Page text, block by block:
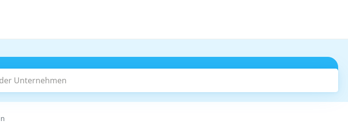
Unternehmen